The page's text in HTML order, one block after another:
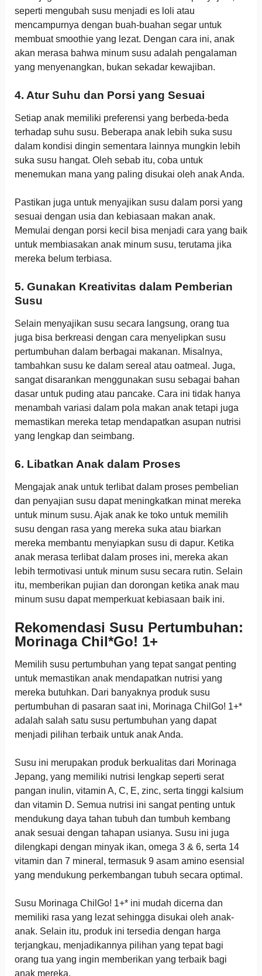
seperti mengubah susu menjadi es loli atau
mencampurnya dengan buah-buahan segar untuk
membuat smoothie yang lezat. Dengan cara ini, anak
akan merasa bahwa minum susu adalah pengalaman
yang menyenangkan, bukan sekadar kewajiban.
4. Atur Suhu dan Porsi yang Sesuai
Setiap anak memiliki preferensi yang berbeda-beda
terhadap suhu susu. Beberapa anak lebih suka susu
dalam kondisi dingin sementara lainnya mungkin lebih
suka susu hangat. Oleh sebab itu, coba untuk
menemukan mana yang paling disukai oleh anak Anda.
Pastikan juga untuk menyajikan susu dalam porsi yang
sesuai dengan usia dan kebiasaan makan anak.
Memulai dengan porsi kecil bisa menjadi cara yang baik
untuk membiasakan anak minum susu, terutama jika
mereka belum terbiasa.
5. Gunakan Kreativitas dalam Pemberian
Susu
Selain menyajikan susu secara langsung, orang tua
juga bisa berkreasi dengan cara menyelipkan susu
pertumbuhan dalam berbagai makanan. Misalnya,
tambahkan susu ke dalam sereal atau oatmeal. Juga,
sangat disarankan menggunakan susu sebagai bahan
dasar untuk puding atau pancake. Cara ini tidak hanya
menambah variasi dalam pola makan anak tetapi juga
memastikan mereka tetap mendapatkan asupan nutrisi
yang lengkap dan seimbang.
6. Libatkan Anak dalam Proses
Mengajak anak untuk terlibat dalam proses pembelian
dan penyajian susu dapat meningkatkan minat mereka
untuk minum susu. Ajak anak ke toko untuk memilih
susu dengan rasa yang mereka suka atau biarkan
mereka membantu menyiapkan susu di dapur. Ketika
anak merasa terlibat dalam proses ini, mereka akan
lebih termotivasi untuk minum susu secara rutin. Selain
itu, memberikan pujian dan dorongan ketika anak mau
minum susu dapat memperkuat kebiasaan baik ini.
Rekomendasi Susu Pertumbuhan:
Morinaga Chil*Go! 1+
Memilih susu pertumbuhan yang tepat sangat penting
untuk memastikan anak mendapatkan nutrisi yang
mereka butuhkan. Dari banyaknya produk susu
pertumbuhan di pasaran saat ini, Morinaga ChilGo! 1+*
adalah salah satu susu pertumbuhan yang dapat
menjadi pilihan terbaik untuk anak Anda.
Susu ini merupakan produk berkualitas dari Morinaga
Jepang, yang memiliki nutrisi lengkap seperti serat
pangan inulin, vitamin A, C, E, zinc, serta tinggi kalsium
dan vitamin D. Semua nutrisi ini sangat penting untuk
mendukung daya tahan tubuh dan tumbuh kembang
anak sesuai dengan tahapan usianya. Susu ini juga
dilengkapi dengan minyak ikan, omega 3 & 6, serta 14
vitamin dan 7 mineral, termasuk 9 asam amino esensial
yang mendukung perkembangan tubuh secara optimal.
Susu Morinaga ChilGo! 1+* ini mudah dicerna dan
memiliki rasa yang lezat sehingga disukai oleh anak-
anak. Selain itu, produk ini tersedia dengan harga
terjangkau, menjadikannya pilihan yang tepat bagi
orang tua yang ingin memberikan yang terbaik bagi
anak mereka.